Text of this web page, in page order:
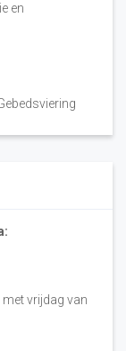
en
vrijdag van